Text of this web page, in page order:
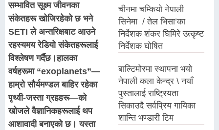
सम्भावित सूक्ष्म जीवनका
संकेतहरू खोजिरहेको छ भने
SETI ले अन्तरिक्षबाट आउने
रहस्यमय रेडियो संकेतहरूलाई
विश्लेषण गर्दैछ।हालका
वर्षहरूमा “exoplanets”—
हाम्रो सौर्यमण्डल बाहिर रहेका
पृथ्वी-जस्ता ग्रहहरू—को
खोजले वैज्ञानिकहरूलाई थप
आशावादी बनाएको छ। यस्ता
चीनमा चम्कियो नेपाली
सिनेमा / तेल भिसा’का
निर्देशक शंकर घिमिरे उत्कृष्ट
निर्देशक घोषित
बाल्टिमोरमा स्थापना भयो
नेपाली कला केन्द्र \ नयाँ
पुस्तालाई राष्ट्रियता
सिकाउदै सर्वप्रिय गायिका
शान्ति भण्डारी टिम